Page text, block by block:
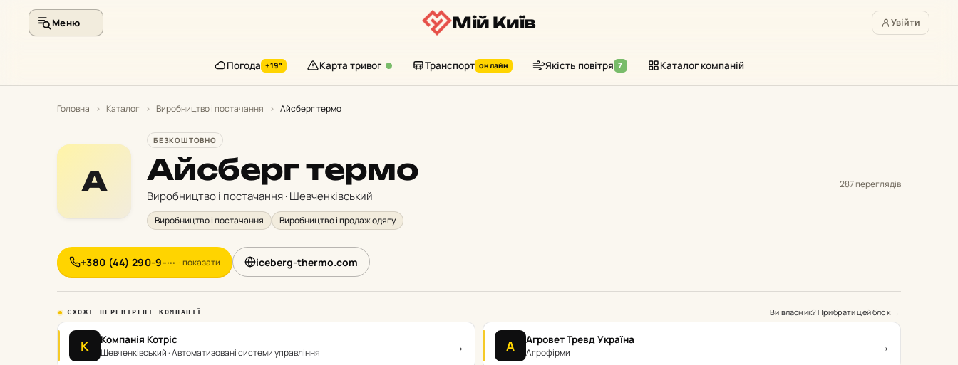
Меню Мій Київ Увійти
Погода +19° Карта тривог Транспорт онлайн Якість повітря 7 Каталог компаній
Головна › Каталог › Виробництво і постачання › Айсберг термо
А
БЕЗКОШТОВНО
Айсберг термо
Виробництво і постачання · Шевченківський
Виробництво і постачання Виробництво і продаж одягу
287 переглядів
+380 (44) 290-9-··· · показати iceberg-thermo.com
СХОЖІ ПЕРЕВІРЕНІ КОМПАНІЇ Ви власник? Прибрати цей блок →
К Компанія Котріс
Шевченківський · Автоматизовані системи управління → А Агровет Тревд Україна
Агрофірми →